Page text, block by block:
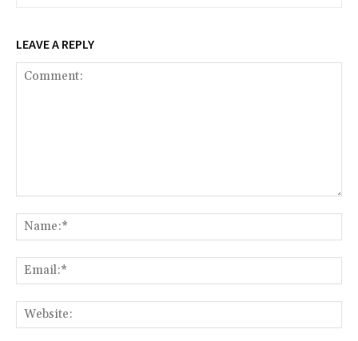
LEAVE A REPLY